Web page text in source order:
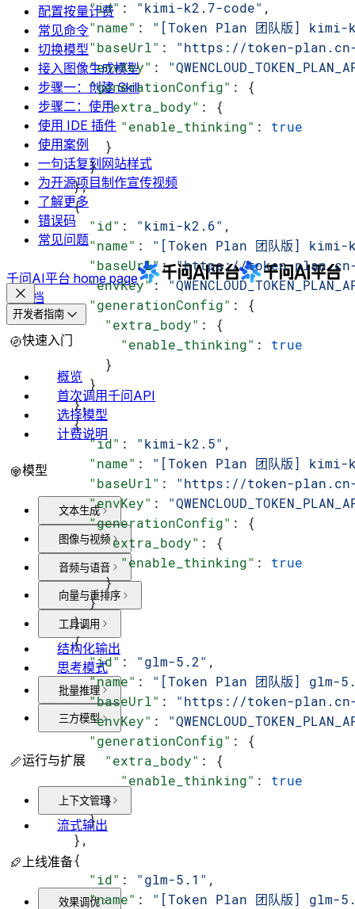
        "id"
: "kimi-k2.7-code" ,
        "name"
: "[Token Plan 团队版] kimi-
        "baseUrl"
: "https://token-plan.cn-
        "envKey"
:
        "generationConfig"
: {
          "extra_body"
: {
            "enable_thinking"
: true
          }
        }
      },
      {
        "id"
: "kimi-k2.6" ,
        "name"
: "[Token Plan 团队版] kimi-
        "baseUrl"
: "https://token-plan.cn-
        "envKey"
:
        "generationConfig"
: {
          "extra_body"
: {
            "enable_thinking"
: true
          }
        }
      },
      {
        "id"
: "kimi-k2.5" ,
        "name"
: "[Token Plan 团队版] kimi-
        "baseUrl"
: "https://token-plan.cn-
        "envKey"
:
        "generationConfig"
: {
          "extra_body"
: {
            "enable_thinking"
: true
          }
        }
      },
      {
        "id"
: "glm-5.2" ,
        "name"
: "[Token Plan 团队版] glm-
        "baseUrl"
: "https://token-plan.cn-
        "envKey"
:
        "generationConfig"
: {
          "extra_body"
: {
            "enable_thinking"
: true
          }
        }
      },
      {
        "id"
: "glm-5.1" ,
        "name"
: "[Token Plan 团队版] glm-
配置按量计费
常见命令
切换模型
接入图像生成模型
步骤一：创建 Skill
步骤二：使用
使用 IDE 插件
使用案例
一句话复刻网站样式
为开源项目制作宣传视频
了解更多
错误码
常见问题
千问AI平台 home page
文档
开发者指南
快速入门
概览
首次调用千问API
选择模型
计费说明
模型
文本生成
图像与视频
音频与语音
向量与重排序
工具调用
结构化输出
思考模式
批量推理
三方模型
运行与扩展
上下文管理
流式输出
上线准备
效果调优